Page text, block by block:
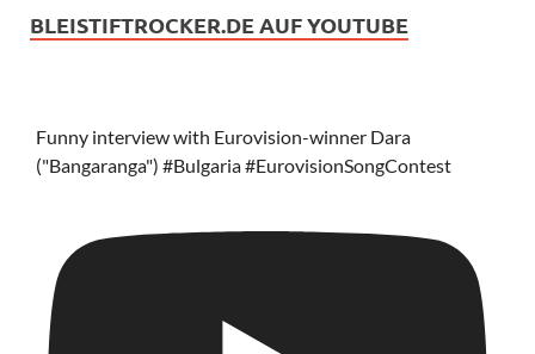
BLEISTIFTROCKER.DE AUF YOUTUBE
Funny interview with Eurovision-winner Dara
("Bangaranga") #Bulgaria #EurovisionSongContest